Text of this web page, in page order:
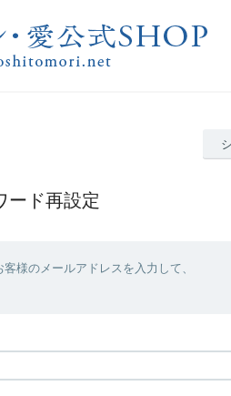
ード再設定
様のメールアドレスを入力して、